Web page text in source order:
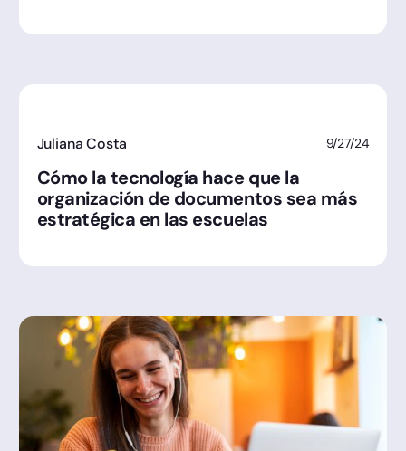
Juliana Costa 9/27/24
Cómo la tecnología hace que la
organización de documentos sea más
estratégica en las escuelas